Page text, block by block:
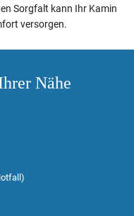
Sorgfalt kann Ihr Kamin
versorgen.
Nähe